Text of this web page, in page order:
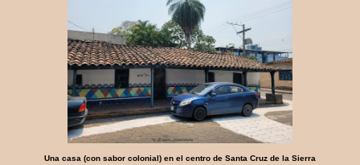
Una casa (con sabor colonial) en el centro de Santa Cruz de la Sierra